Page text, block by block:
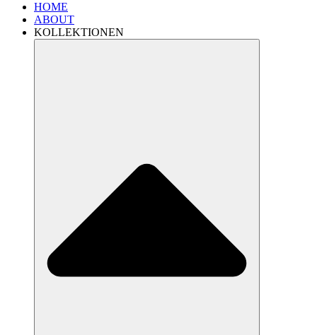
HOME
ABOUT
KOLLEKTIONEN